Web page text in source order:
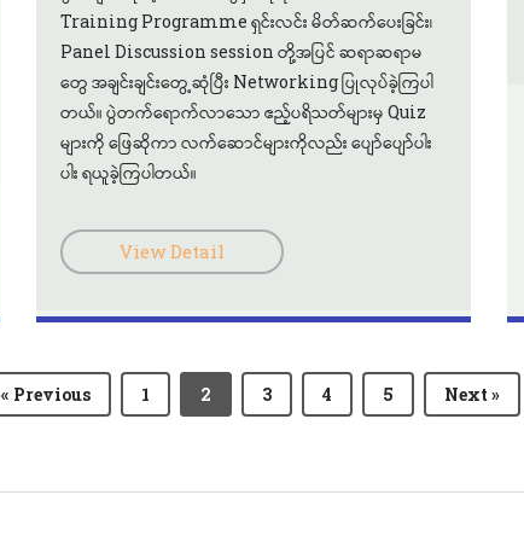
Training Programme ရှင်းလင်း မိတ်ဆက်ပေးခြင်း၊
Panel Discussion session တို့အပြင် ဆရာဆရာမ
တွေ အချင်းချင်းတွေ့ဆုံပြီး Networking ပြုလုပ်ခဲ့ကြပါ
တယ်။ ပွဲတက်ရောက်လာသော ဧည့်ပရိသတ်များမှ Quiz
များကို ဖြေဆိုကာ လက်ဆောင်များကိုလည်း ပျော်ပျော်ပါး
ပါး ရယူခဲ့ကြပါတယ်။
View Detail
« Previous 1 2 3 4 5 Next »